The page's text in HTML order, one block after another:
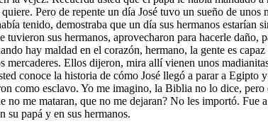
Pero de repente un día José tuvo un sueño de
tenido, demostraba que un día sus hermanos estarían
sus hermanos, aprovecharon para hacerle daño,
hay maldad en el corazón, hermano, la gente es
Ellos dijeron, mira allí vienen unos
conoce la historia de cómo José llegó a parar a Egipto
como esclavo. Yo me imagino, la Biblia no lo dice,
me mataran, que no me dejaran? No les importó. Fue
su papá y en sus hermanos.